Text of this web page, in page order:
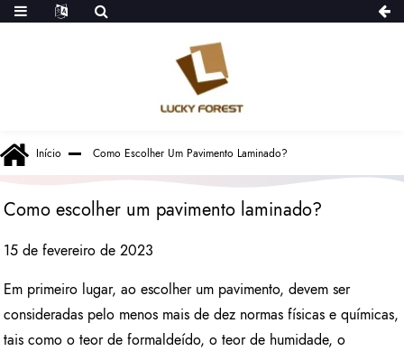
Início Como Escolher Um Pavimento Laminado?
Como escolher um pavimento laminado?
15 de fevereiro de 2023
Em primeiro lugar, ao escolher um pavimento, devem ser
consideradas pelo menos mais de dez normas físicas e químicas,
tais como o teor de formaldeído, o teor de humidade, o